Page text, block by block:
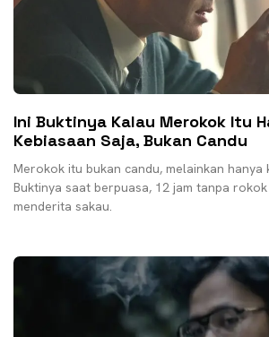
Ini Buktinya Kalau Merokok Itu
Kebiasaan Saja, Bukan Candu
Merokok itu bukan candu, melainkan hanya
Buktinya saat berpuasa, 12 jam tanpa
menderita sakau.